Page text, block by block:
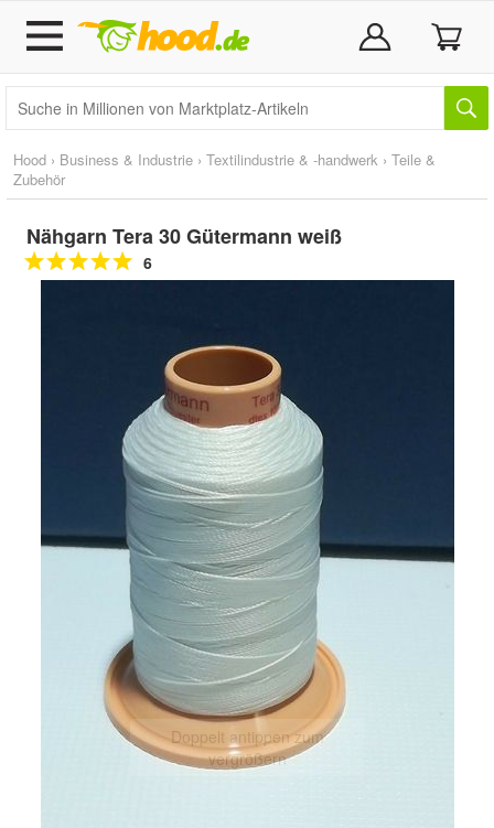
Hood › Business & Industrie › Textilindustrie & -handwerk › Teile &
Zubehör
Nähgarn Tera 30 Gütermann weiß
6
Doppelt antippen zum
vergrößern